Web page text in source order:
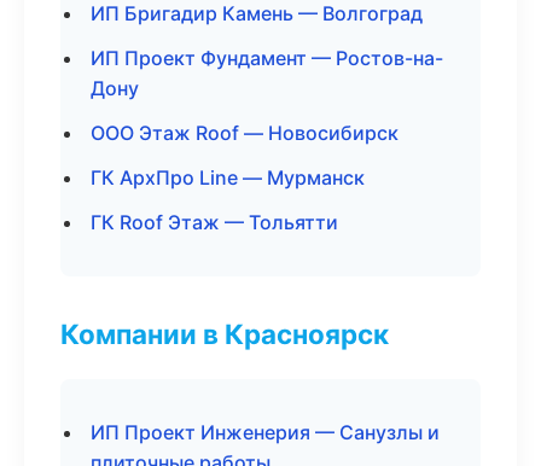
ИП Бригадир Камень — Волгоград
ИП Проект Фундамент — Ростов-на-
Дону
ООО Этаж Roof — Новосибирск
ГК АрхПро Line — Мурманск
ГК Roof Этаж — Тольятти
Компании в Красноярск
ИП Проект Инженерия — Санузлы и